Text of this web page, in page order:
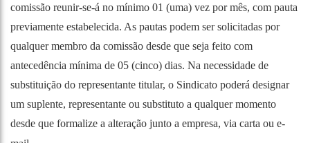
comissão reunir-se-á no mínimo 01 (uma) vez por mês, com pauta
previamente estabelecida. As pautas podem ser solicitadas por
qualquer membro da comissão desde que seja feito com
antecedência mínima de 05 (cinco) dias. Na necessidade de
substituição do representante titular, o Sindicato poderá designar
um suplente, representante ou substituto a qualquer momento
desde que formalize a alteração junto a empresa, via carta ou e-